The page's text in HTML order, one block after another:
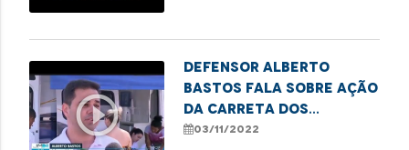
play_circle_outline
Defensor Alberto
Bastos fala sobre ação
da carreta dos
direitos na Raposa
03/11/2022